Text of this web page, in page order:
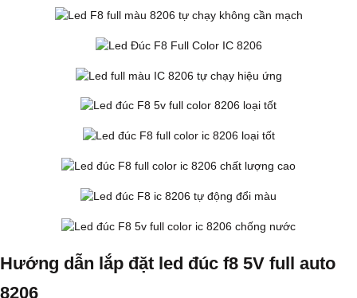
Hướng dẫn lắp đặt led đúc f8 5V full auto
8206